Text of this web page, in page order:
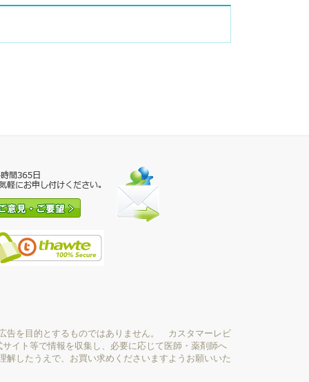
告を目的とするものではありません。 カスタマーレビ
イト等で情報を収集し、必要に応じて医師・薬剤師へ
したうえで、お買い求めくださいますようお願いいた